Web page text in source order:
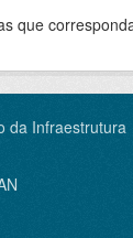
que
da Infraestrutura